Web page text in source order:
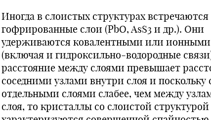
Иногда в слоистых структурах встречаются
гофрированные слои (PbO, AsS3 и др.). Они
удерживаются ковалентными или ионными
(включая и гидроксильно-водородные
расстояние между слоями превышает
соседними узлами внутри слоя и поскольку
отдельными слоями слабее, чем между
слоя, то кристаллы со слоистой структурой